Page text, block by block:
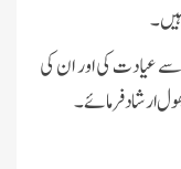
عیادت کی اور ان کی
ارشاد فرمائے۔